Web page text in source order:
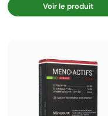
Voir le produit